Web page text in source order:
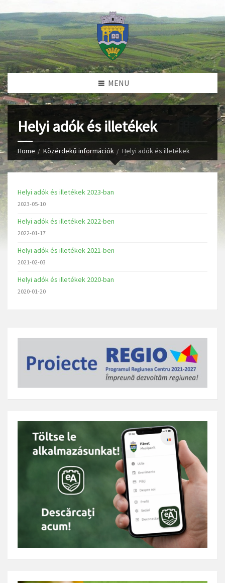
MENU
Helyi adók és illetékek
Home Közérdekű információk Helyi adók és illetékek
Helyi adók és illetékek 2023-ban
2023-05-10
Helyi adók és illetékek 2022-ben
2022-01-17
Helyi adók és illetékek 2021-ben
2021-02-03
Helyi adók és illetékek 2020-ban
2020-01-20